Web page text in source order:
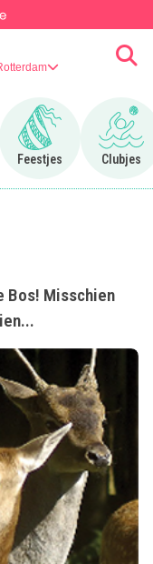
Uit eten
Feestjes
Ga naar Feestjes
Clubjes
Ga
Bos! Misschien